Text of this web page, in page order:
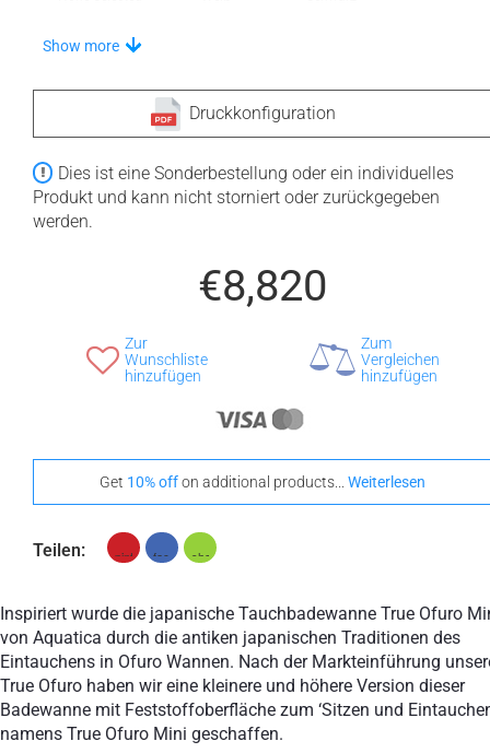
Wählen Sie Ihren Schritt
None Selected Iroko
+ €710
Amerikanische
Walnuss
+ €710
Teak
Heben Sie sich mit diesen Universal Fußmatten stilvoll
None Selected Iroko
+ €690
Teak
+ €950
Show more
Druckkonfiguration
Dies ist eine Sonderbestellung oder ein individuelles
Produkt und kann nicht storniert oder zurückgegeben
werden.
€8,820
Zur
Wunschliste
hinzufügen
Zum
Vergleichen
hinzufügen
Get 10% offon additional products... Weiterlesen
Teilen:
Inspiriert wurde die japanische Tauchbadewanne True Ofuro
von Aquatica durch die antiken japanischen Traditionen des
Eintauchens in Ofuro Wannen. Nach der Markteinführung
True Ofuro haben wir eine kleinere und höhere Version dieser
Badewanne mit Feststoffoberfläche zum ‘Sitzen und
namens True Ofuro Mini geschaffen.